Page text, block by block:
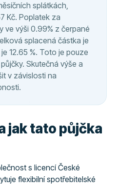
splátkách,
Kč. Poplatek za
ve výši 0.99% z čerpané
splacená částka je
12.65 %. Toto je pouze
Skutečná výše a
v závislosti na
jak tato půjčka
s licencí České
flexibilní spotřebitelské